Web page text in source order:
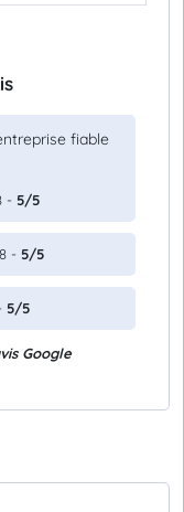
fiable
- 5/5
- 5/5
5/5
Google